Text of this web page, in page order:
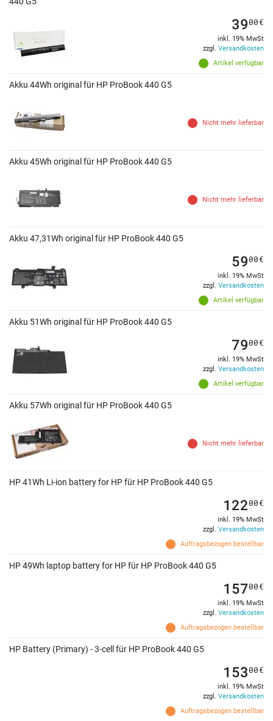
Artikel verfügbar
3900€
inkl. 19% MwSt
zzgl. Versandkosten
Akku 44Wh original für HP ProBook 440 G5
Nicht mehr lieferbar
Akku 45Wh original für HP ProBook 440 G5
Nicht mehr lieferbar
Akku 47,31Wh original für HP ProBook 440 G5
Artikel verfügbar
5900€
inkl. 19% MwSt
zzgl. Versandkosten
Akku 51Wh original für HP ProBook 440 G5
Artikel verfügbar
7900€
inkl. 19% MwSt
zzgl. Versandkosten
Akku 57Wh original für HP ProBook 440 G5
Nicht mehr lieferbar
HP 41Wh Li-ion battery for HP für HP ProBook 440 G5
Auftragsbezogen bestellbar
12200€
inkl. 19% MwSt
zzgl. Versandkosten
HP 49Wh laptop battery for HP für HP ProBook 440 G5
Auftragsbezogen bestellbar
15700€
inkl. 19% MwSt
zzgl. Versandkosten
HP Battery (Primary) - 3-cell für HP ProBook 440 G5
Auftragsbezogen bestellbar
15300€
inkl. 19% MwSt
zzgl. Versandkosten